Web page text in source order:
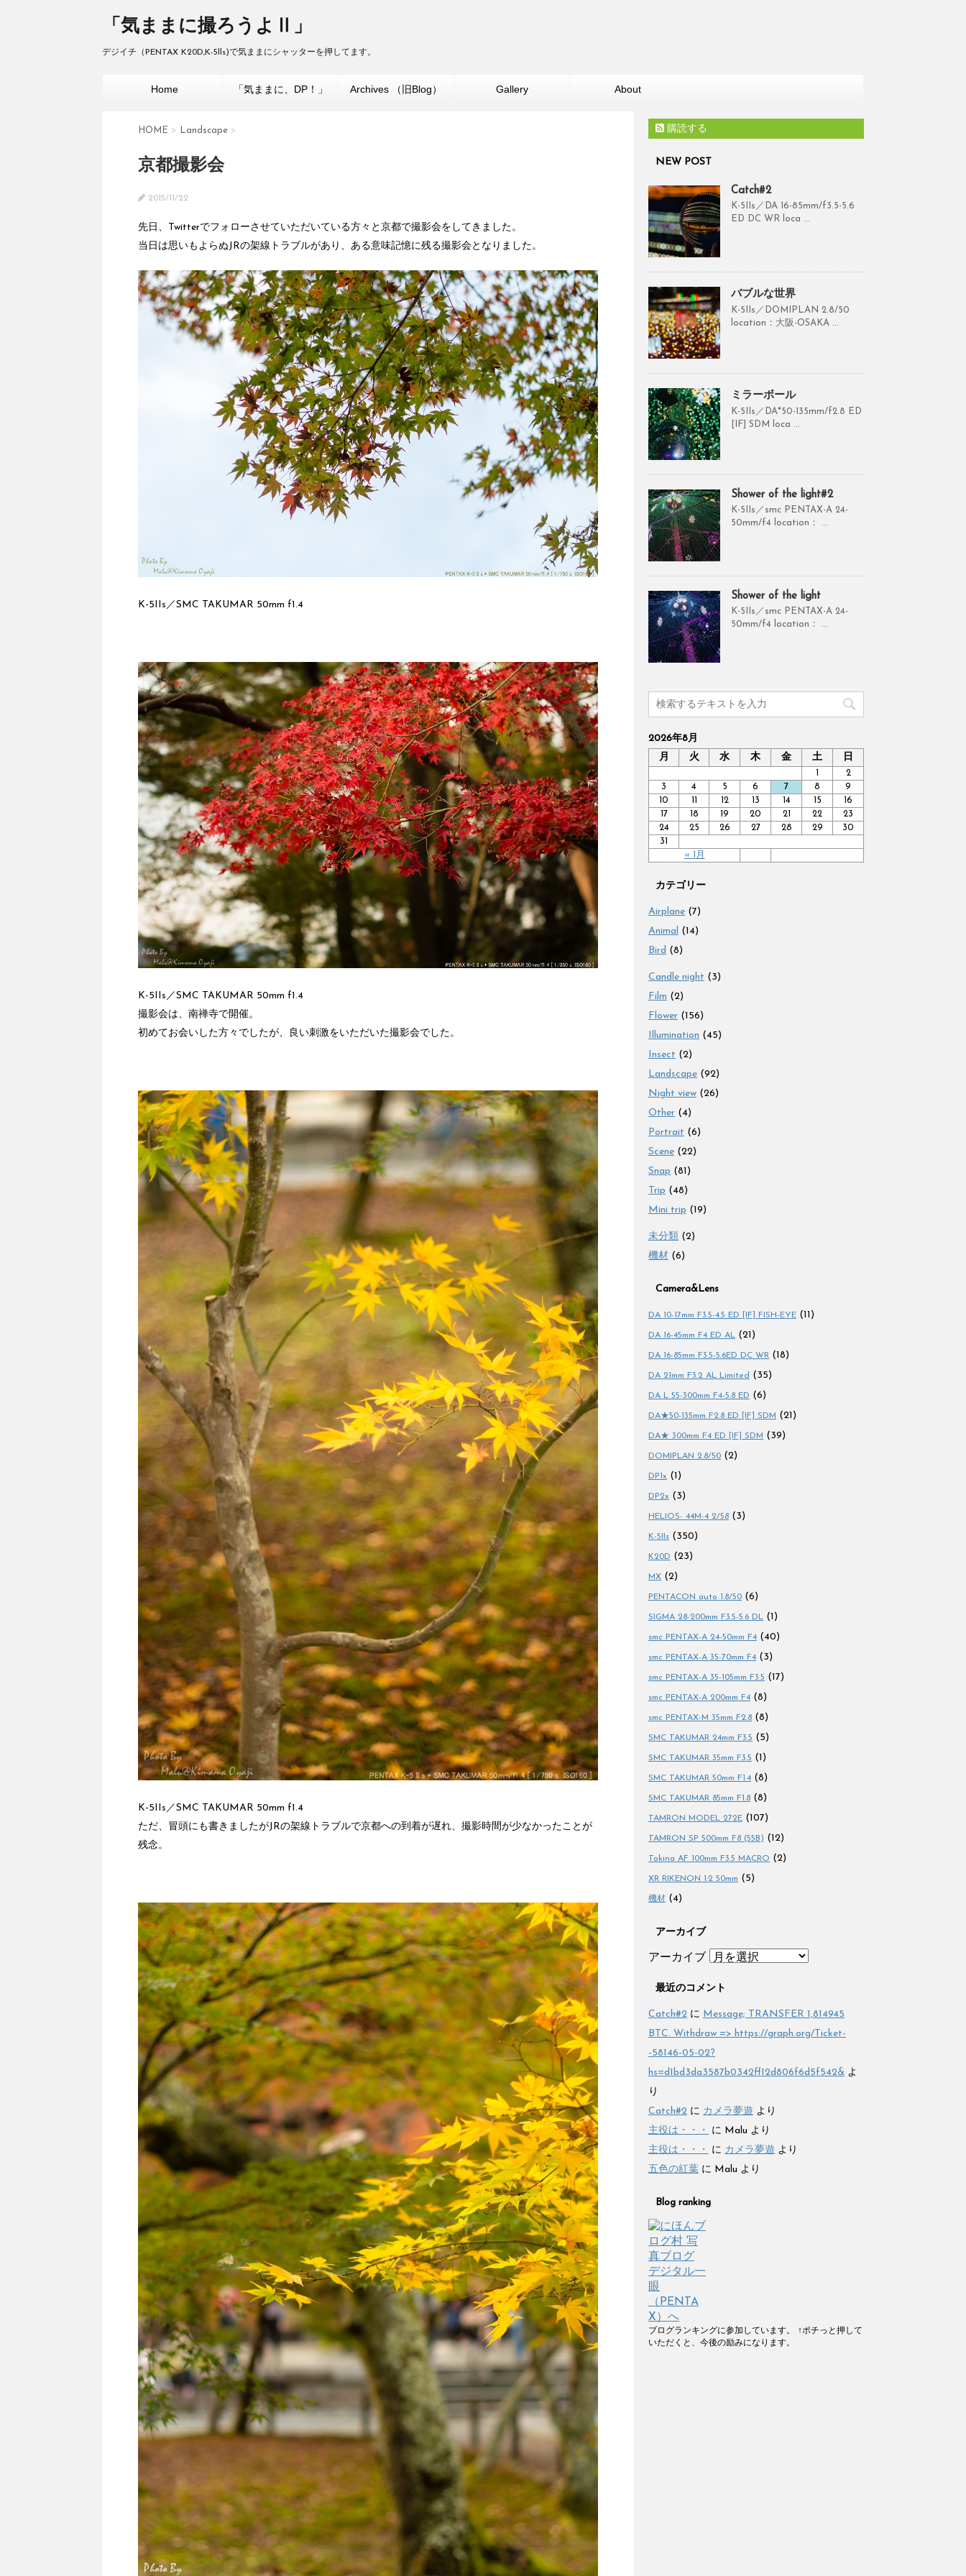
「気ままに撮ろうよⅡ」
デジイチ（PENTAX K20D,K-5lls)で気ままにシャッターを押してます。
Home 「気ままに、DP！」 Archives （旧Blog） Gallery About
HOME > Landscape >
京都撮影会
2015/11/22
先日、Twitterでフォローさせていただいている方々と京都で撮影会をしてきました。
当日は思いもよらぬJRの架線トラブルがあり、ある意味記憶に残る撮影会となりました。
K-5IIs／SMC TAKUMAR 50mm f1.4
K-5IIs／SMC TAKUMAR 50mm f1.4
撮影会は、南禅寺で開催。
初めてお会いした方々でしたが、良い刺激をいただいた撮影会でした。
K-5IIs／SMC TAKUMAR 50mm f1.4
ただ、冒頭にも書きましたがJRの架線トラブルで京都への到着が遅れ、撮影時間が少なかったことが
残念。
購読する
NEW POST
Catch#2
K-5IIs／DA 16-85mm/f3.5-5.6
ED DC WR loca ...
バブルな世界
K-5IIs／DOMIPLAN 2.8/50
location：大阪-OSAKA ...
ミラーボール
K-5IIs／DA*50-135mm/f2.8 ED
[IF] SDM loca ...
Shower of the light#2
K-5IIs／smc PENTAX-A 24-
50mm/f4 location： ...
Shower of the light
K-5IIs／smc PENTAX-A 24-
50mm/f4 location： ...
2026年8月
月
火 水 木 金 土 日
« 1月
1
2
3
4 5 6 7 8
9
10
11 12 13 14 15
16
17
18 19 20 21 22
23
24
25 26 27 28 29
30
31
カテゴリー
Airplane (7)
Animal (14)
Bird (8)
Candle night (3)
Film (2)
Flower (156)
Illumination (45)
Insect (2)
Landscape (92)
Night view (26)
Other (4)
Portrait (6)
Scene (22)
Snap (81)
Trip (48)
Mini trip (19)
未分類 (2)
機材 (6)
Camera&Lens
DA 10-17mm F3.5-4.5 ED [IF] FISH-EYE (11)
DA 16-45mm F4 ED AL (21)
DA 16-85mm F3.5-5.6ED DC WR (18)
DA 21mm F3.2 AL Limited (35)
DA L 55-300mm F4-5.8 ED (6)
DA★50-135mm F2.8 ED [IF] SDM (21)
DA★ 300mm F4 ED [IF] SDM (39)
DOMIPLAN 2.8/50 (2)
DP1x (1)
DP2x (3)
HELIOS- 44M-4 2/58 (3)
K-5IIs (350)
K20D (23)
MX (2)
PENTACON auto 1.8/50 (6)
SIGMA 28-200mm F3.5-5.6 DL (1)
smc PENTAX-A 24-50mm F4 (40)
smc PENTAX-A 35-70mm F4 (3)
smc PENTAX-A 35-105mm F3.5 (17)
smc PENTAX-A 200mm F4 (8)
smc PENTAX-M 35mm F2.8 (8)
SMC TAKUMAR 24mm F3.5 (5)
SMC TAKUMAR 35mm F3.5 (1)
SMC TAKUMAR 50mm F1.4 (8)
SMC TAKUMAR 85mm F1.8 (8)
TAMRON MODEL 272E (107)
TAMRON SP 500mm F8 (55B) (12)
Tokina AF 100mm F3.5 MACRO (2)
XR RIKENON 1:2 50mm (5)
機材 (4)
アーカイブ
アーカイブ
最近のコメント
Catch#2 に Message; TRANSFER 1,814945
BTC. Withdraw => https://graph.org/Ticket-
-58146-05-02?
hs=d1bd3da3587b0342ff12d806f6d5f542& よ
り
Catch#2 に カメラ夢遊 より
主役は・・・
に Malu より
主役は・・・
に カメラ夢遊 より
五色の紅葉 に Malu より
Blog ranking
ブログランキングに参加しています。 ↑ポチっと押して
いただくと、今後の励みになります。